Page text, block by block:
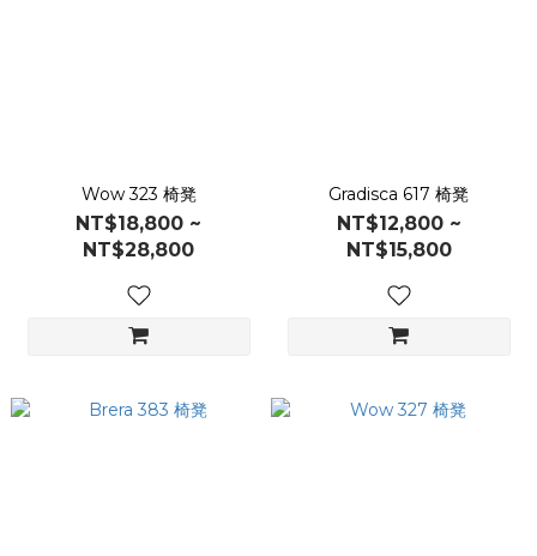
Wow 323 椅凳
NT$18,800 ~
NT$28,800
Gradisca 617 椅凳
NT$12,800 ~
NT$15,800